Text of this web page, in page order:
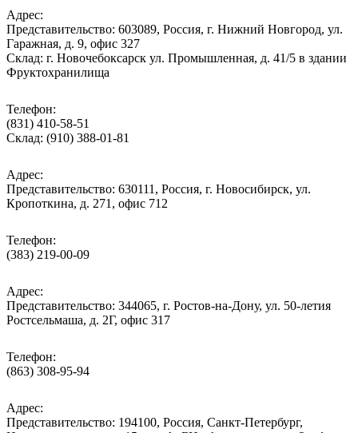
Адрес:
Представительство: 603089, Россия, г. Нижний Новгород, ул.
Гаражная, д. 9, офис 327
Склад: г. Новочебоксарск ул. Промышленная, д. 41/5 в здании
Фруктохранилища
Телефон:
(831) 410-58-51
Склад: (910) 388-01-81
Адрес:
Представительство: 630111, Россия, г. Новосибирск, ул.
Кропоткина, д. 271, офис 712
Телефон:
(383) 219-00-09
Адрес:
Представительство: 344065, г. Ростов-на-Дону, ул. 50-летия
Ростсельмаша, д. 2Г, офис 317
Телефон:
(863) 308-95-94
Адрес:
Представительство: 194100, Россия, Санкт-Петербург,